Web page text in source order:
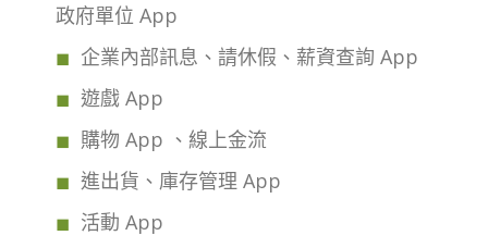
政府單位 App
企業內部訊息、請休假、薪資查詢 App
遊戲 App
購物 App 、線上金流
進出貨、庫存管理 App
活動 App